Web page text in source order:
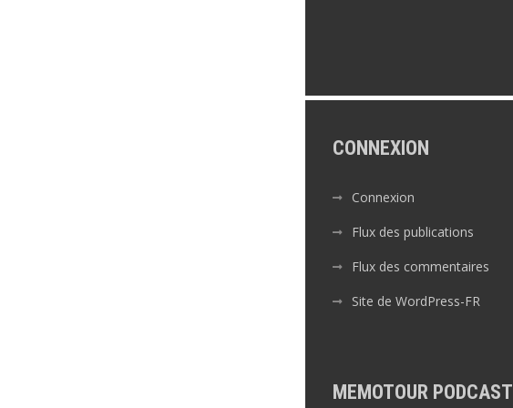
CONNEXION
Connexion
Flux des publications
Flux des commentaires
Site de WordPress-FR
MEMOTOUR PODCAST